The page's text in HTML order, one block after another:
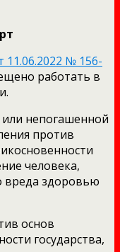
11.06.2022 № 156-
работать в
или непогашенной
против
человека,
вреда здоровью
основ
государства,